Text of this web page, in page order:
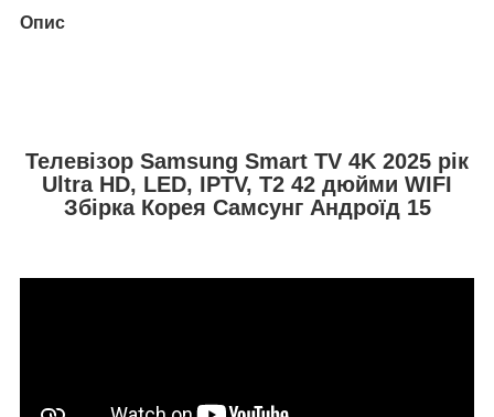
Опис
Телевізор Samsung Smart TV 4K 2025 рік
Ultra HD, LED, IPTV, T2 42 дюйми WIFI
Збірка Корея Самсунг Андроїд 15